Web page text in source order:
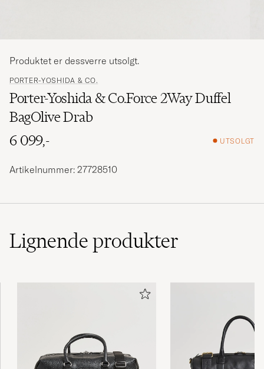
PORTER-YOSHIDA & CO.
Porter-Yoshida & Co.Force 2Way Duffel
BagOlive Drab
6 099,-
UTSOLGT
Produktet er dessverre utsolgt.
Artikelnummer: 27728510
Lignendeprodukter